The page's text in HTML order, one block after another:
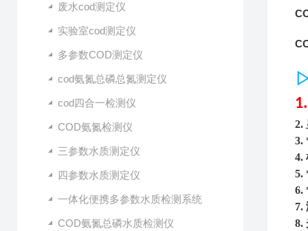
废水cod测定仪
实验室cod测定仪
多参数COD测定仪
cod氨氮总磷总氮测定仪
cod四合一检测仪
COD氨氮检测仪
三参数水质测定仪
四参数水质测定仪
一体化便携多参数水质检测系统
COD氨氮总磷水质检测仪
2.
3.
4.
5.
6.
7.
8.